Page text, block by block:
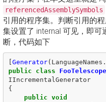
referencedAssemblySymbols
引用的程序集。判断引用的
集设置了 internal 可见，即
断，代码如下
[Generator( LanguageNames .
public
class
IIncrementalGenerator
{
public void